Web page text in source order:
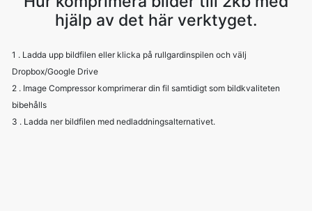
1 . Ladda upp bildfilen eller klicka på rullgardinspilen och välj
Dropbox/Google Drive
bibehålls
3 . Ladda ner bildfilen med nedladdningsalternativet.